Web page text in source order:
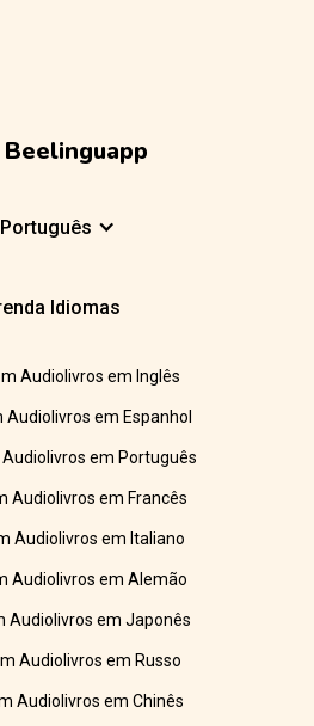
Beelinguapp
Português
Idiomas
Audiolivros em Inglês
em Espanhol
em Português
Audiolivros em Francês
Audiolivros em Italiano
Audiolivros em Alemão
Audiolivros em Japonês
Audiolivros em Russo
Audiolivros em Chinês